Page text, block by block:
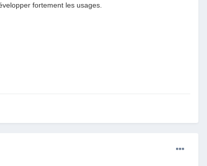
fortement les usages.